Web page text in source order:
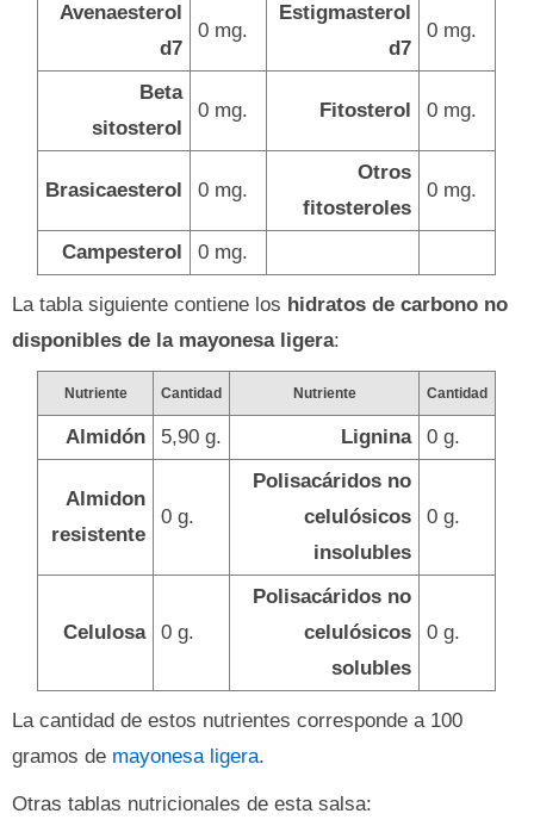
Avenaesterol
d7
0 mg.
Estigmasterol
d7
0 mg.
Beta
sitosterol
0 mg. Fitosterol 0 mg.
Brasicaesterol 0 mg.
Otros
fitosteroles
0 mg.
Campesterol 0 mg.
La tabla siguiente contiene los hidratos de carbono no
disponibles de la mayonesa ligera:
Nutriente Cantidad Nutriente Cantidad
Almidón 5,90 g. Lignina 0 g.
Almidon
resistente
0 g.
Polisacáridos no
celulósicos
insolubles
0 g.
Celulosa 0 g.
Polisacáridos no
celulósicos
solubles
0 g.
La cantidad de estos nutrientes corresponde a 100
gramos de mayonesa ligera.
Otras tablas nutricionales de esta salsa: